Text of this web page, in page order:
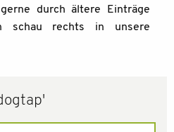
durch ältere Einträge
schau rechts in unsere